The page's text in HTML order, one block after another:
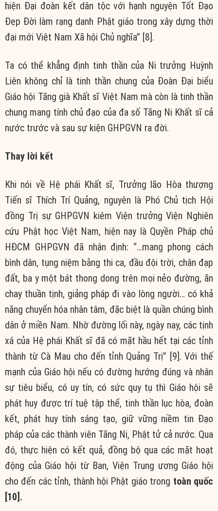
hiện Đại đoàn kết dân tộc với hạnh nguyện Tốt Đạo
Đẹp Đời làm rạng danh Phật giáo trong xây dựng thời
đại mới Việt Nam Xã hội Chủ nghĩa” [8].
Ta có thể khẳng định tinh thần của Ni trưởng Huỳnh
Liên không chỉ là tinh thần chung của Đoàn Đại biểu
Giáo hội Tăng già Khất sĩ Việt Nam mà còn là tinh thần
chung mang tính chủ đạo của đa số Tăng Ni Khất sĩ cả
nước trước và sau sự kiện GHPGVN ra đời.
Thay lời kết
Khi nói về Hệ phái Khất sĩ, Trưởng lão Hòa thượng
Tiến sĩ Thích Trí Quảng, nguyên là Phó Chủ tịch Hội
đồng Trị sự GHPGVN kiêm Viện trưởng Viện Nghiên
cứu Phật học Việt Nam, hiện nay là Quyền Pháp chủ
HĐCM GHPGVN đã nhận định: “…mang phong cách
bình dân, tụng niệm bằng thi ca, đầu đội trời, chân đạp
đất, ba y một bát thong dong trên mọi nẻo đường, ăn
chay thuần tịnh, giảng pháp đi vào lòng người… có khả
năng chuyển hóa nhân tâm, đặc biệt là quần chúng bình
dân ở miền Nam. Nhờ đường lối này, ngày nay, các tịnh
xá của Hệ phái Khất sĩ đã có mặt hầu hết tại các tỉnh
thành từ Cà Mau cho đến tỉnh Quảng Trị” [9]. Với thế
mạnh của Giáo hội nếu có đường hướng đúng và nhân
sự tiêu biểu, có uy tín, có sức quy tụ thì Giáo hội sẽ
phát huy được trí tuệ tập thể, tinh thần lục hòa, đoàn
kết, phát huy tính sáng tạo, giữ vững niềm tin Đạo
pháp của các thành viên Tăng Ni, Phật tử cả nước. Qua
đó, thực hiện có kết quả, đồng bộ qua các mặt hoạt
động của Giáo hội từ Ban, Viện Trung ương Giáo hội
cho đến các tỉnh, thành hội Phật giáo trong toàn quốc
[10].